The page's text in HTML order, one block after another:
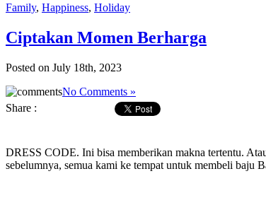
Family, Happiness, Holiday
Ciptakan Momen Berharga
Posted on July 18th, 2023
No Comments »
Share :
DRESS CODE. Ini bisa memberikan makna tertentu.
sebelumnya, semua kami ke tempat untuk membeli baju